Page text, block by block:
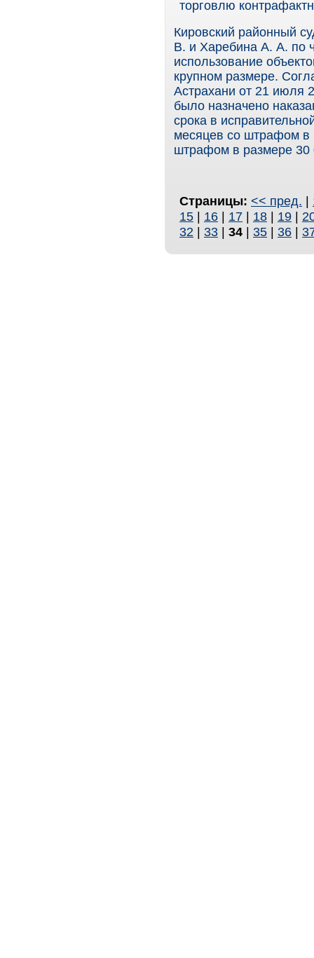
торговлю
Кировский районный
В. и Харебина А. А. по
использование
крупном размере.
Астрахани от 21 июля
было назначено
срока в
месяцев со штрафом в
штрафом в размере 30
Страницы: << пред. |
15 | 16 | 17 | 18 | 19 |
32 | 33 | 34 | 35 | 36 |